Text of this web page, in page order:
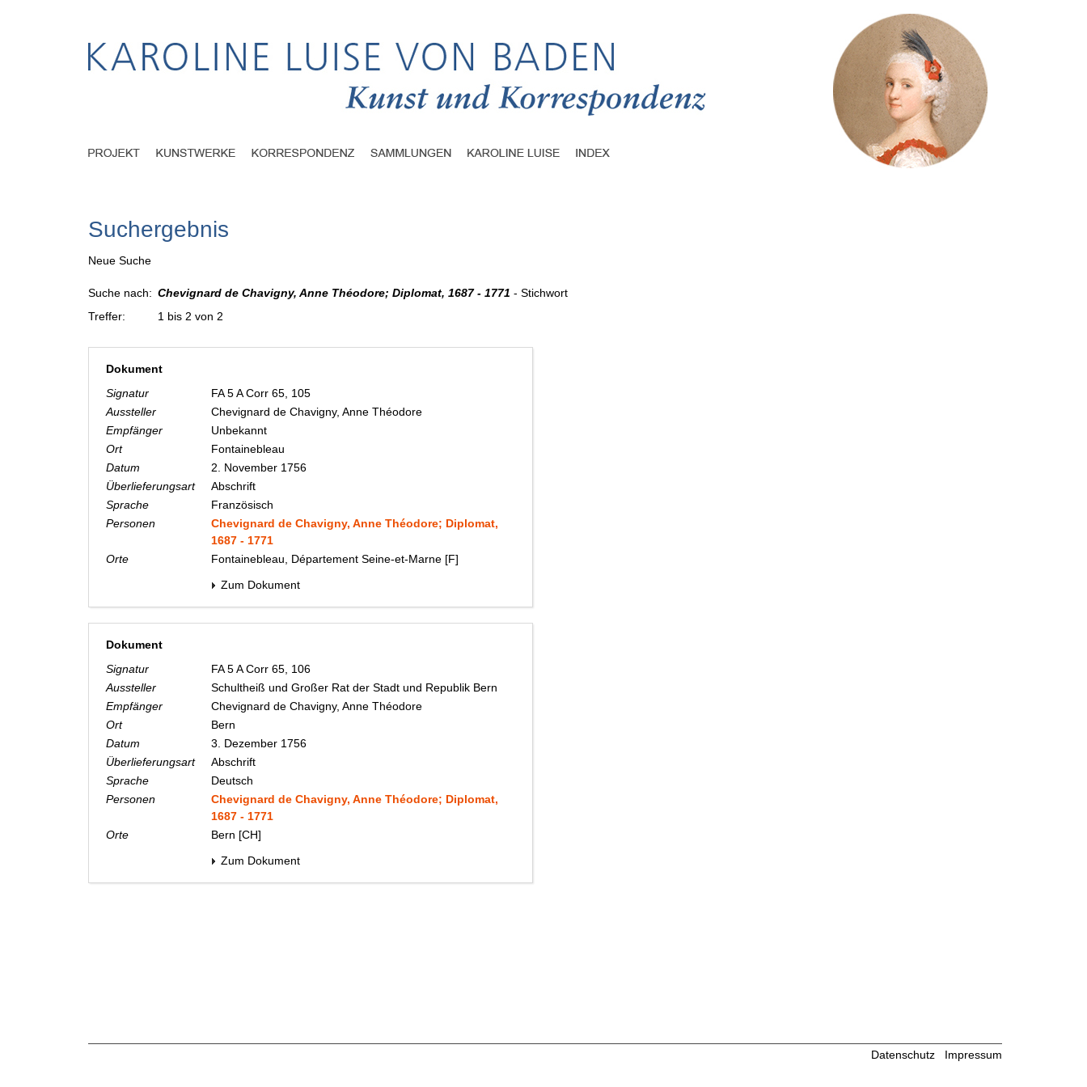
Suchergebnis
Neue Suche
Suche nach: Chevignard de Chavigny, Anne Théodore; Diplomat, 1687 - 1771 - Stichwort
Treffer:
1 bis 2 von 2
Dokument
Signatur
FA 5 A Corr 65, 105
Aussteller
Chevignard de Chavigny, Anne Théodore
Empfänger
Unbekannt
Ort
Fontainebleau
Datum
2. November 1756
Überlieferungsart
Abschrift
Sprache
Französisch
Personen
Chevignard de Chavigny, Anne Théodore; Diplomat,
1687 - 1771
Orte
Fontainebleau, Département Seine-et-Marne [F]
Zum Dokument
Dokument
Signatur
FA 5 A Corr 65, 106
Aussteller
Schultheiß und Großer Rat der Stadt und Republik Bern
Empfänger
Chevignard de Chavigny, Anne Théodore
Ort
Bern
Datum
3. Dezember 1756
Überlieferungsart
Abschrift
Sprache
Deutsch
Personen
Chevignard de Chavigny, Anne Théodore; Diplomat,
1687 - 1771
Orte
Bern [CH]
Zum Dokument
Datenschutz Impressum